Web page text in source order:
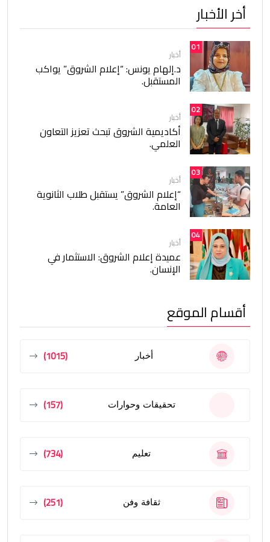
أخر الأخبار
01
أخبار
د.إلهام يونس: “إعلام الشروق” يواكب
المستقبل.
02
أخبار
أكاديمية الشروق تبحث تعزيز التعاون
العلمي.
03
أخبار
“إعلام الشروق” يستقبل طلاب الثانوية
العامة.
04
أخبار
عميدة إعلام الشروق: الاستثمار في
الإنسان.
أقسام الموقع
أخبار (1015)
تحقيقات وحوارات (157)
تعليم (734)
ثقافة وفن (251)